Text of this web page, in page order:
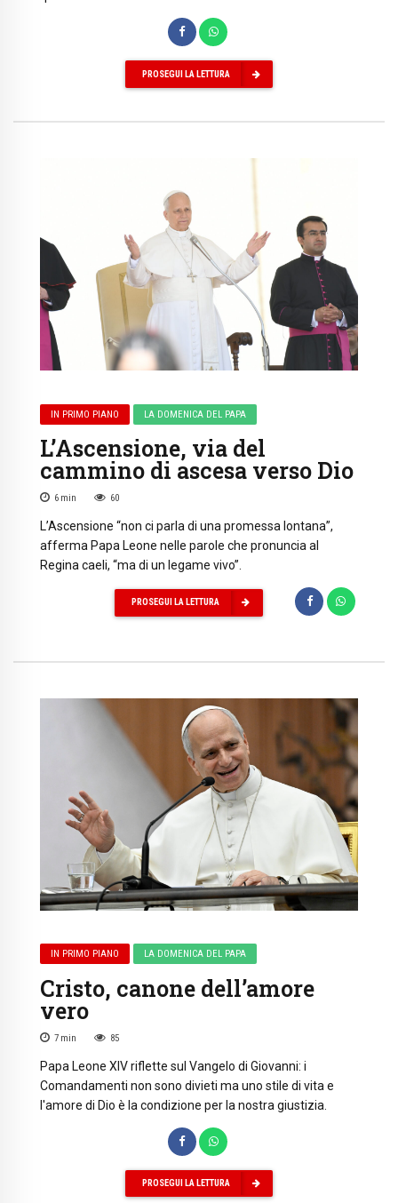
PROSEGUI LA LETTURA
IN PRIMO PIANO LA DOMENICA DEL PAPA
L’Ascensione, via del
cammino di ascesa verso Dio
6 min 60
L’Ascensione “non ci parla di una promessa lontana”,
afferma Papa Leone nelle parole che pronuncia al
Regina caeli, “ma di un legame vivo”.
PROSEGUI LA LETTURA
IN PRIMO PIANO LA DOMENICA DEL PAPA
Cristo, canone dell’amore
vero
7 min 85
Papa Leone XIV riflette sul Vangelo di Giovanni: i
Comandamenti non sono divieti ma uno stile di vita e
l'amore di Dio è la condizione per la nostra giustizia.
PROSEGUI LA LETTURA